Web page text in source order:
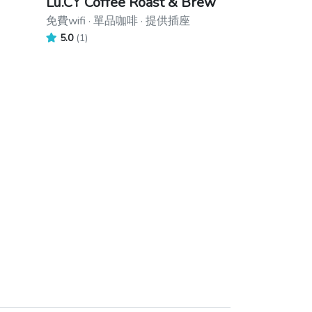
免費wifi · 單品咖啡 · 提供插座
5.0 (1)